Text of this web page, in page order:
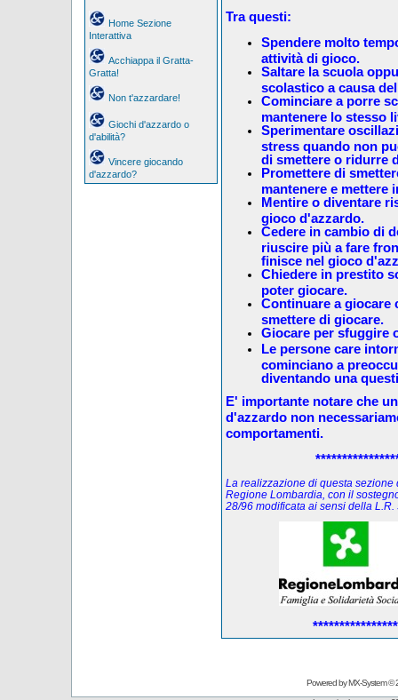
Home Sezione
Interattiva
Acchiappa il Gratta-
Gratta!
Non t'azzardare!
Giochi d'azzardo o
d'abilità?
Vincere giocando
d'azzardo?
Tra questi:
Spendere molto
attività di gioco.
Saltare la scuola
scolastico a causa
Cominciare a porre
mantenere lo stesso
Sperimentare
stress quando non
di smettere o ridurre
Promettere di
mantenere e mettere
Mentire o diventare
gioco d'azzardo.
Cedere in cambio di
riuscire più a fare
finisce nel gioco
Chiedere in prestito
poter giocare.
Continuare a giocare
smettere di giocare.
Giocare per sfuggire
Le persone care
cominciano a
diventando una
E' importante notare che
d'azzardo non
comportamenti.
La realizzazione di questa sezione
Regione Lombardia, con il
28/96 modificata ai sensi della
Powered byMX-System©